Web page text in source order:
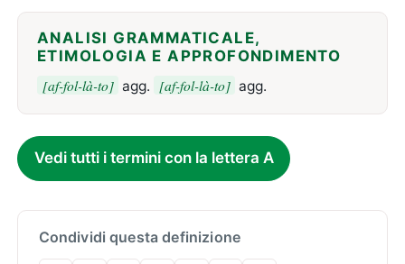
ANALISI GRAMMATICALE,
ETIMOLOGIA E APPROFONDIMENTO
[af-fol-là-to] agg. [af-fol-là-to] agg.
Vedi tutti i termini con la lettera A
Condividi questa definizione